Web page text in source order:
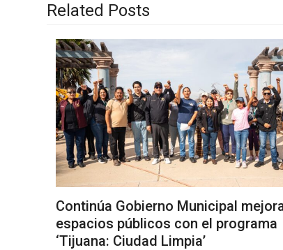
Related Posts
Continúa Gobierno Municipal
espacios públicos con el programa
‘Tijuana: Ciudad Limpia’